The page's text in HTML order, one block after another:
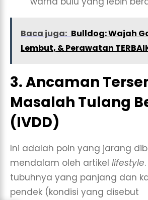
Baca juga: Bulldog: Wajah
Lembut, & Perawatan
3. Ancaman
Masalah Tulang
(IVDD)
Ini adalah poin yang jarang
mendalam oleh artikel lifestyle
tubuhnya yang panjang dan
pendek (kondisi yang disebut